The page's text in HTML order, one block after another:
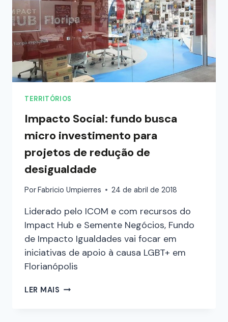
TERRITÓRIOS
Impacto Social: fundo busca
micro investimento para
projetos de redução de
desigualdade
PorFabricio Umpierres 24 de abril de 2018
Liderado pelo ICOM e com recursos do
Impact Hub e Semente Negócios, Fundo
de Impacto Igualdades vai focar em
iniciativas de apoio à causa LGBT+ em
Florianópolis
LER MAIS